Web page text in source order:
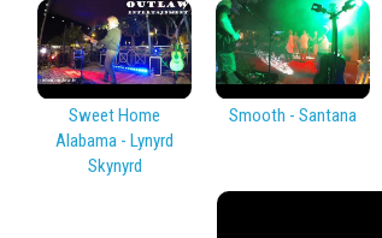
Sweet Home
Alabama - Lynyrd
Skynyrd
Smooth - Santana